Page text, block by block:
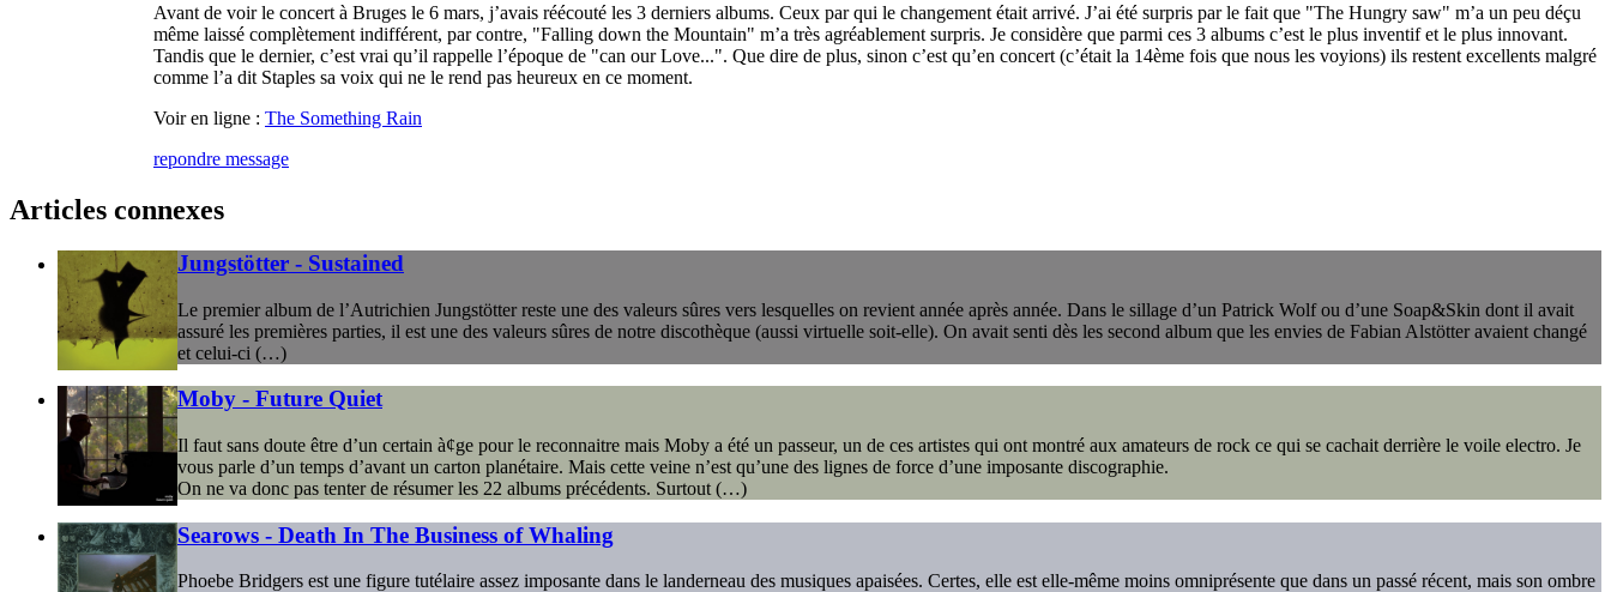
Avant de voir le concert à Bruges le 6 mars, j’avais réécouté les 3 derniers albums. Ceux par qui le changement était arrivé. J’ai été surpris par le fait que "The Hungry saw" m’a un peu déçu
même laissé complètement indifférent, par contre, "Falling down the Mountain" m’a très agréablement surpris. Je considère que parmi ces 3 albums c’est le plus inventif et le plus innovant.
Tandis que le dernier, c’est vrai qu’il rappelle l’époque de "can our Love...". Que dire de plus, sinon c’est qu’en concert (c’était la 14ème fois que nous les voyions) ils restent excellents malgré
comme l’a dit Staples sa voix qui ne le rend pas heureux en ce moment.
Voir en ligne : The Something Rain
repondre message
Articles connexes
Jungstötter - Sustained
Le premier album de l’Autrichien Jungstötter reste une des valeurs sûres vers lesquelles on revient année après année. Dans le sillage d’un Patrick Wolf ou d’une Soap&Skin dont il avait
assuré les premières parties, il est une des valeurs sûres de notre discothèque (aussi virtuelle soit-elle). On avait senti dès les second album que les envies de Fabian Alstötter avaient changé
et celui-ci (…)
Moby - Future Quiet
Il faut sans doute être d’un certain à¢ge pour le reconnaitre mais Moby a été un passeur, un de ces artistes qui ont montré aux amateurs de rock ce qui se cachait derrière le voile electro. Je
vous parle d’un temps d’avant un carton planétaire. Mais cette veine n’est qu’une des lignes de force d’une imposante discographie.
On ne va donc pas tenter de résumer les 22 albums précédents. Surtout (…)
Searows - Death In The Business of Whaling
Phoebe Bridgers est une figure tutélaire assez imposante dans le landerneau des musiques apaisées. Certes, elle est elle-même moins omniprésente que dans un passé récent, mais son ombre